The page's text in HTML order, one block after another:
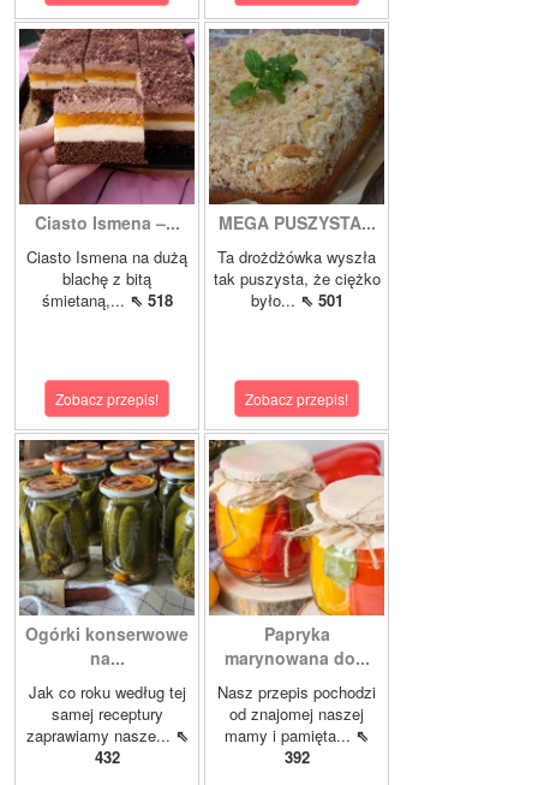
Ciasto Ismena –...
Ciasto Ismena na dużą
blachę z bitą
śmietaną,... ⇖ 518
Zobacz przepis!
MEGA PUSZYSTA...
Ta drożdżówka wyszła
tak puszysta, że ciężko
było... ⇖ 501
Zobacz przepis!
Ogórki konserwowe
na...
Jak co roku według tej
samej receptury
zaprawiamy nasze... ⇖
432
Papryka
marynowana do...
Nasz przepis pochodzi
od znajomej naszej
mamy i pamięta... ⇖
392